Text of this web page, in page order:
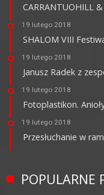
CARRANTUOHILL
19 lutego 2018
SHALOM VIII
19 lutego 2018
Janusz Radek z
19 lutego 2018
Fotoplastikon.
19 lutego 2018
Przesłuchanie w
POPULARNE